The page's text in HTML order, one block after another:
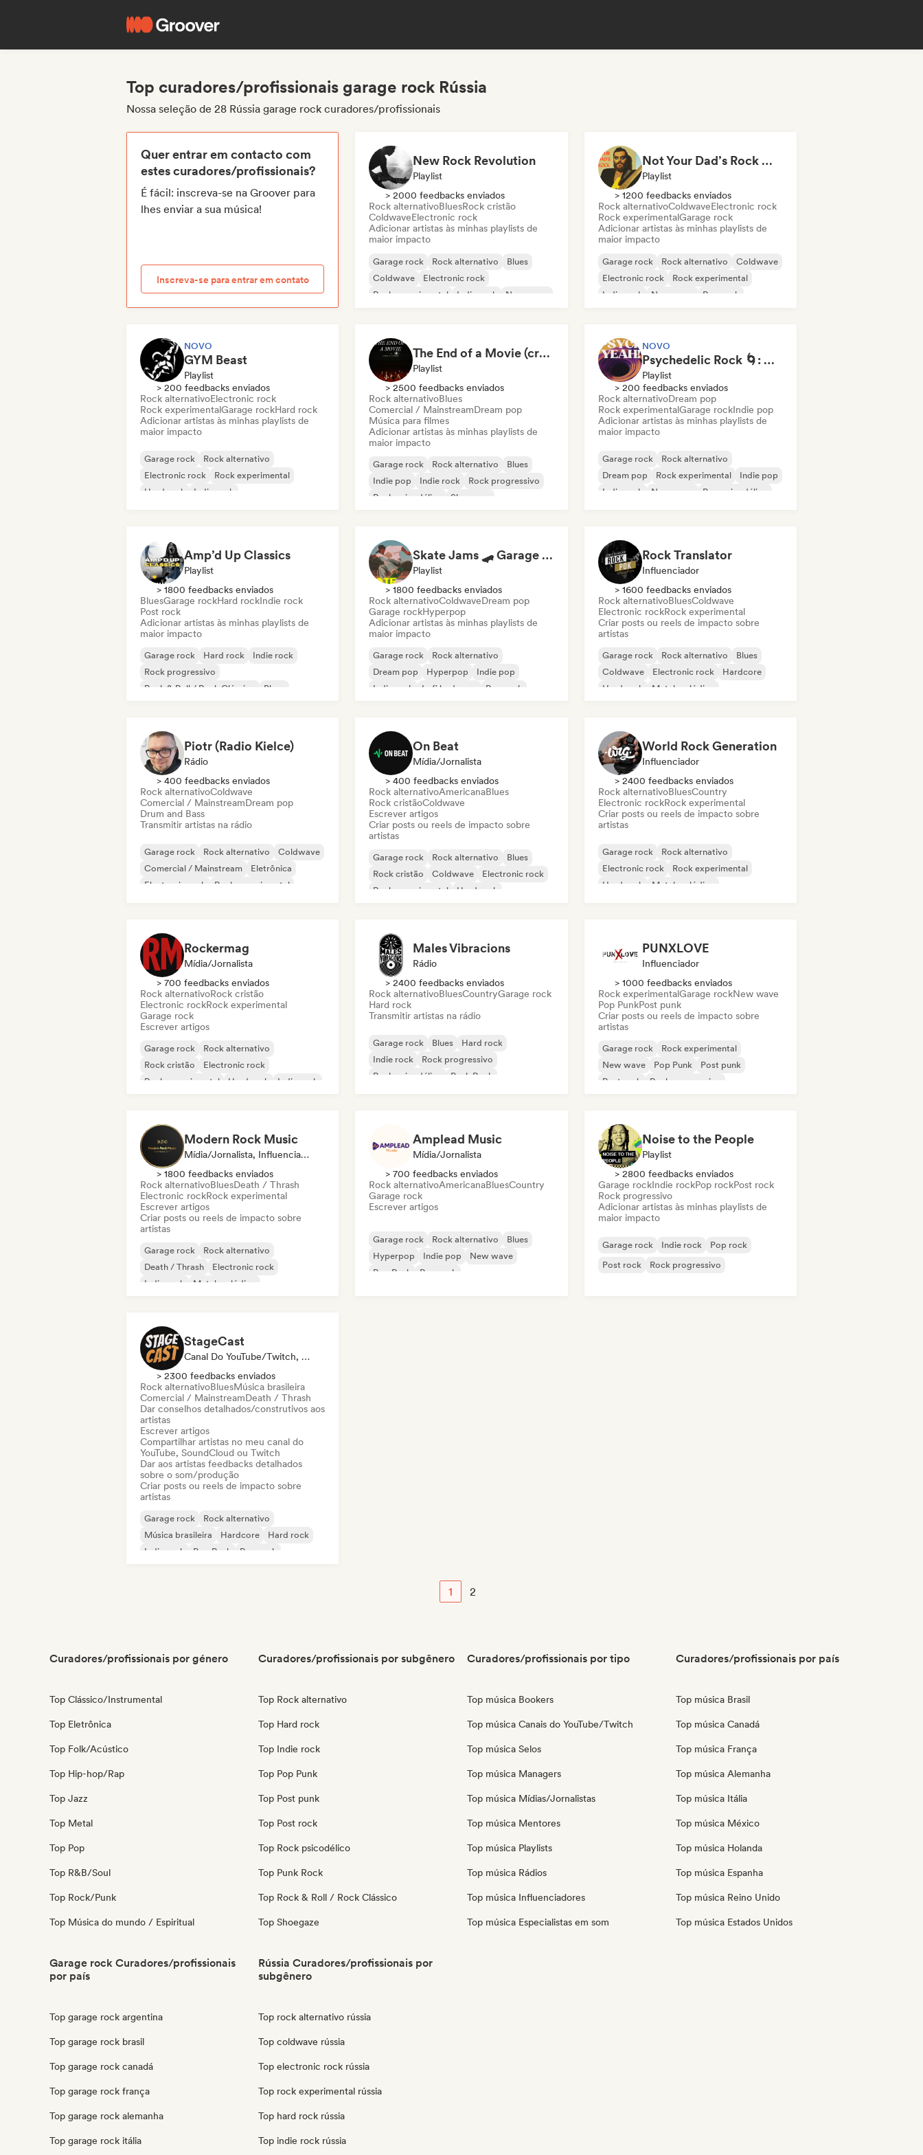
Top curadores/profissionais garage rock Rússia
Nossa seleção de 28 Rússia garage rock curadores/profissionais
Quer entrar em contacto com
estes curadores/profissionais?
É fácil: inscreva-se na Groover para
lhes enviar a sua música!
Inscreva-se para entrar em contato
New Rock Revolution
Playlist
> 2000 feedbacks enviados
Rock alternativoBluesRock cristão
ColdwaveElectronic rock
Adicionar artistas às minhas playlists de
maior impacto
Garage rock Rock alternativo
Blues
Coldwave
Electronic rock
Rock experimental
Indie rock New wave
Not Your Dad’s Rock 🤘 Garage Rock, Alt-Rock & Indie Anthems
Playlist
> 1200 feedbacks enviados
Rock alternativoColdwaveElectronic rock
Rock experimentalGarage rock
Adicionar artistas às minhas playlists de
maior impacto
Garage rock Rock alternativo
Coldwave
Electronic rock
Rock experimental
Indie rock
New wave Pop rock
NOVO
GYM Beast
Playlist
> 200 feedbacks enviados
Rock alternativoElectronic rock
Rock experimentalGarage rockHard rock
Adicionar artistas às minhas playlists de
maior impacto
Garage rock
Rock alternativo
Electronic rock
Rock experimental
Hard rock
Indie rock
The End of a Movie (credit scenes) 🎞️ Cinematic Dream Pop & Bedroom Indie
Playlist
> 2500 feedbacks enviados
Rock alternativoBlues
Comercial / MainstreamDream pop
Música para filmes
Adicionar artistas às minhas playlists de
maior impacto
Garage rock Rock alternativo
Blues
Indie pop
Indie rock
Rock progressivo
Rock psicodélico
Shoegaze
NOVO
Psychedelic Rock 🌀: Modern Psych & Turkish Vibes
Playlist
> 200 feedbacks enviados
Rock alternativoDream pop
Rock experimentalGarage rockIndie pop
Adicionar artistas às minhas playlists de
maior impacto
Garage rock
Rock alternativo
Dream pop
Rock experimental
Indie pop
Indie rock
New wave Pop psicodélico
Amp’d Up Classics
Playlist
> 1800 feedbacks enviados
BluesGarage rockHard rockIndie rock
Post rock
Adicionar artistas às minhas playlists de
maior impacto
Garage rock Hard rock
Indie rock
Rock progressivo
Rock & Roll / Rock Clássico
Blues
Skate Jams 🛹 Garage Rock, Surf Rock & Neo-Psych
Playlist
> 1800 feedbacks enviados
Rock alternativoColdwaveDream pop
Garage rockHyperpop
Adicionar artistas às minhas playlists de
maior impacto
Garage rock
Rock alternativo
Dream pop
Hyperpop
Indie pop
Indie rock
Lofi bedroom Pop rock
Rock Translator
Influenciador
> 1600 feedbacks enviados
Rock alternativoBluesColdwave
Electronic rockRock experimental
Criar posts ou reels de impacto sobre
artistas
Garage rock Rock alternativo
Blues
Coldwave
Electronic rock
Hardcore
Hard rock
Metal melódico
Piotr (Radio Kielce)
Rádio
> 400 feedbacks enviados
Rock alternativoColdwave
Comercial / MainstreamDream pop
Drum and Bass
Transmitir artistas na rádio
Garage rock Rock alternativo
Coldwave
Comercial / Mainstream
Eletrônica
Electronic rock
Rock experimental
On Beat
Mídia/Jornalista
> 400 feedbacks enviados
Rock alternativoAmericanaBlues
Rock cristãoColdwave
Escrever artigos
Criar posts ou reels de impacto sobre
artistas
Garage rock Rock alternativo
Blues
Rock cristão
Coldwave
Electronic rock
Rock experimental
Hard rock
World Rock Generation
Influenciador
> 2400 feedbacks enviados
Rock alternativoBluesCountry
Electronic rockRock experimental
Criar posts ou reels de impacto sobre
artistas
Garage rock
Rock alternativo
Electronic rock
Rock experimental
Hard rock
Metal melódico
Rockermag
Mídia/Jornalista
> 700 feedbacks enviados
Rock alternativoRock cristão
Electronic rockRock experimental
Garage rock
Escrever artigos
Garage rock
Rock alternativo
Rock cristão
Electronic rock
Rock experimental
Hard rock
Indie rock
Males Vibracions
Rádio
> 2400 feedbacks enviados
Rock alternativoBluesCountryGarage rock
Hard rock
Transmitir artistas na rádio
Garage rock Blues
Hard rock
Indie rock
Rock progressivo
Rock psicodélico
Punk Rock
PUNXLOVE
Influenciador
> 1000 feedbacks enviados
Rock experimentalGarage rockNew wave
Pop PunkPost punk
Criar posts ou reels de impacto sobre
artistas
Garage rock
Rock experimental
New wave
Pop Punk
Post punk
Post rock
Rock progressivo
Modern Rock Music
Mídia/Jornalista, Influenciador
> 1800 feedbacks enviados
Rock alternativoBluesDeath / Thrash
Electronic rockRock experimental
Escrever artigos
Criar posts ou reels de impacto sobre
artistas
Garage rock
Rock alternativo
Death / Thrash
Electronic rock
Indie rock
Metal melódico
Amplead Music
Mídia/Jornalista
> 700 feedbacks enviados
Rock alternativoAmericanaBluesCountry
Garage rock
Escrever artigos
Garage rock Rock alternativo
Blues
Hyperpop
Indie pop
New wave
Pop Punk
Pop rock
Noise to the People
Playlist
> 2800 feedbacks enviados
Garage rockIndie rockPop rockPost rock
Rock progressivo
Adicionar artistas às minhas playlists de
maior impacto
Garage rock Indie rock
Pop rock
Post rock
Rock progressivo
StageCast
Canal Do YouTube/Twitch, Mídia/Jornalista, Mentor, Influenciador, Especialista Em Som
> 2300 feedbacks enviados
Rock alternativoBluesMúsica brasileira
Comercial / MainstreamDeath / Thrash
Dar conselhos detalhados/construtivos aos
artistas
Escrever artigos
Compartilhar artistas no meu canal do
YouTube, SoundCloud ou Twitch
Dar aos artistas feedbacks detalhados
sobre o som/produção
Criar posts ou reels de impacto sobre
artistas
Garage rock
Rock alternativo
Música brasileira
Hardcore
Hard rock
Indie rock
Pop Punk Pop rock
1 2
Curadores/profissionais por género
Top Clássico/Instrumental
Top Eletrônica
Top Folk/Acústico
Top Hip-hop/Rap
Top Jazz
Top Metal
Top Pop
Top R&B/Soul
Top Rock/Punk
Top Música do mundo / Espiritual
Curadores/profissionais por subgênero
Top Rock alternativo
Top Hard rock
Top Indie rock
Top Pop Punk
Top Post punk
Top Post rock
Top Rock psicodélico
Top Punk Rock
Top Rock & Roll / Rock Clássico
Top Shoegaze
Curadores/profissionais por tipo
Top música Bookers
Top música Canais do YouTube/Twitch
Top música Selos
Top música Managers
Top música Mídias/Jornalistas
Top música Mentores
Top música Playlists
Top música Rádios
Top música Influenciadores
Top música Especialistas em som
Curadores/profissionais por país
Top música Brasil
Top música Canadá
Top música França
Top música Alemanha
Top música Itália
Top música México
Top música Holanda
Top música Espanha
Top música Reino Unido
Top música Estados Unidos
Garage rock Curadores/profissionais
por país
Top garage rock argentina
Top garage rock brasil
Top garage rock canadá
Top garage rock frança
Top garage rock alemanha
Top garage rock itália
Rússia Curadores/profissionais por
subgênero
Top rock alternativo rússia
Top coldwave rússia
Top electronic rock rússia
Top rock experimental rússia
Top hard rock rússia
Top indie rock rússia